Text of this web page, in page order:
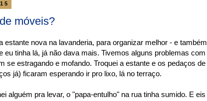
móveis?
nova na lavanderia, para organizar melhor - e também
eu tinha lá, já não dava mais. Tivemos alguns problemas com
se estragando e mofando. Troquei a estante e os pedaços de
já) ficaram esperando ir pro lixo, lá no terraço.
alguém pra levar, o "papa-entulho" na rua tinha sumido. E eis